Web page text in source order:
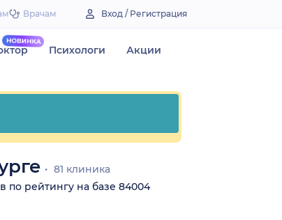
Врачам Вход / Регистрация
Психологи Акции
81 клиника
по рейтингу на базе 84004